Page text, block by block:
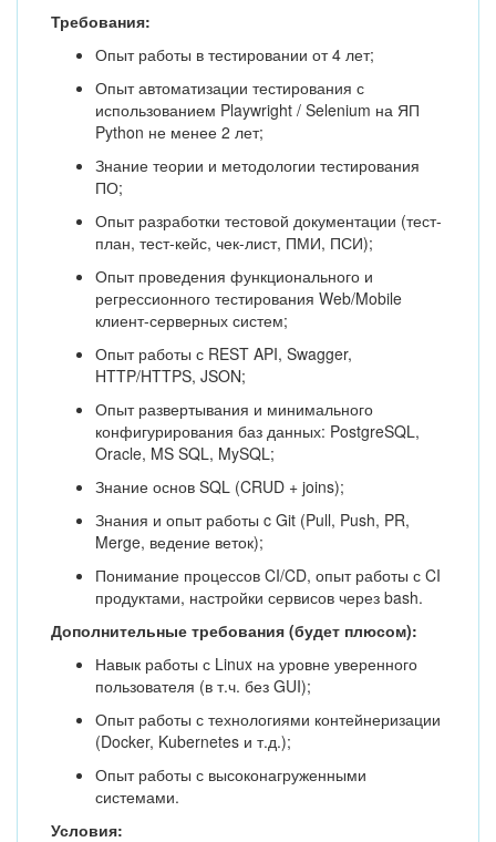
Требования:
Опыт работы в тестировании от 4 лет;
Опыт автоматизации тестирования с
использованием Playwright / Selenium на ЯП
Python не менее 2 лет;
Знание теории и методологии тестирования
ПО;
Опыт разработки тестовой документации (тест-
план, тест-кейс, чек-лист, ПМИ, ПСИ);
Опыт проведения функционального и
регрессионного тестирования Web/Mobile
клиент-серверных систем;
Опыт работы с REST API, Swagger,
HTTP/HTTPS, JSON;
Опыт развертывания и минимального
конфигурирования баз данных: PostgreSQL,
Oracle, MS SQL, MySQL;
Знание основ SQL (CRUD + joins);
Знания и опыт работы c Git (Pull, Push, PR,
Merge, ведение веток);
Понимание процессов CI/CD, опыт работы с CI
продуктами, настройки сервисов через bash.
Дополнительные требования (будет плюсом):
Навык работы с Linux на уровне уверенного
пользователя (в т.ч. без GUI);
Опыт работы с технологиями контейнеризации
(Docker, Kubernetes и т.д.);
Опыт работы с высоконагруженными
системами.
Условия: